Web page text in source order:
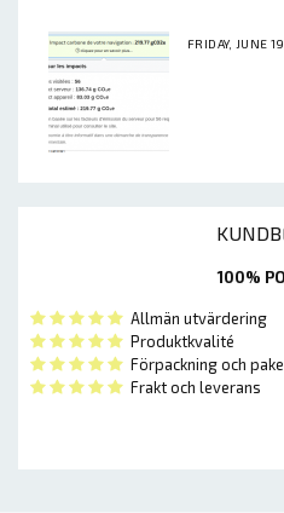
FRIDAY, JUNE
100%
Allmän utvärdering
Produktkvalité
Förpackning och
Frakt och leverans